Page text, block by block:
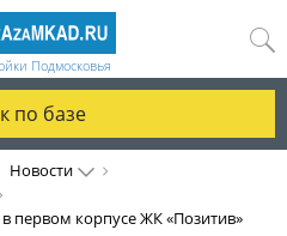
Подмосковья
по базе
Новости
первом корпусе ЖК «Позитив»